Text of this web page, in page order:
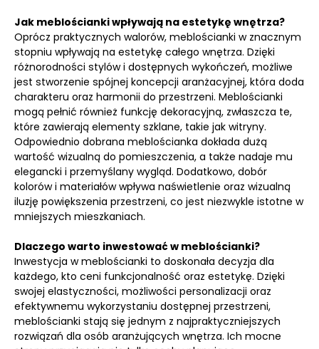
Jak meblościanki wpływają na estetykę wnętrza?
Oprócz praktycznych walorów, meblościanki w znacznym
stopniu wpływają na estetykę całego wnętrza. Dzięki
różnorodności stylów i dostępnych wykończeń, możliwe
jest stworzenie spójnej koncepcji aranżacyjnej, która doda
charakteru oraz harmonii do przestrzeni. Meblościanki
mogą pełnić również funkcję dekoracyjną, zwłaszcza te,
które zawierają elementy szklane, takie jak witryny.
Odpowiednio dobrana meblościanka dokłada dużą
wartość wizualną do pomieszczenia, a także nadaje mu
elegancki i przemyślany wygląd. Dodatkowo, dobór
kolorów i materiałów wpływa naświetlenie oraz wizualną
iluzję powiększenia przestrzeni, co jest niezwykle istotne w
mniejszych mieszkaniach.
Dlaczego warto inwestować w meblościanki?
Inwestycja w meblościanki to doskonała decyzja dla
każdego, kto ceni funkcjonalność oraz estetykę. Dzięki
swojej elastyczności, możliwości personalizacji oraz
efektywnemu wykorzystaniu dostępnej przestrzeni,
meblościanki stają się jednym z najpraktyczniejszych
rozwiązań dla osób aranżujących wnętrza. Ich mocne